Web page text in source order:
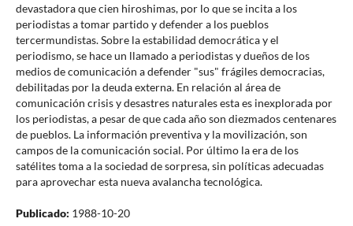
devastadora que cien hiroshimas, por lo que se incita a los
periodistas a tomar partido y defender a los pueblos
tercermundistas. Sobre la estabilidad democrática y el
periodismo, se hace un llamado a periodistas y dueños de los
medios de comunicación a defender "sus" frágiles democracias,
debilitadas por la deuda externa. En relación al área de
comunicación crisis y desastres naturales esta es inexplorada por
los periodistas, a pesar de que cada año son diezmados centenares
de pueblos. La información preventiva y la movilización, son
campos de la comunicación social. Por último la era de los
satélites toma a la sociedad de sorpresa, sin políticas adecuadas
para aprovechar esta nueva avalancha tecnológica.
Publicado: 1988-10-20